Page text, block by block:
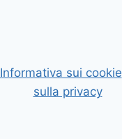
Informativa sui cookie
sulla privacy